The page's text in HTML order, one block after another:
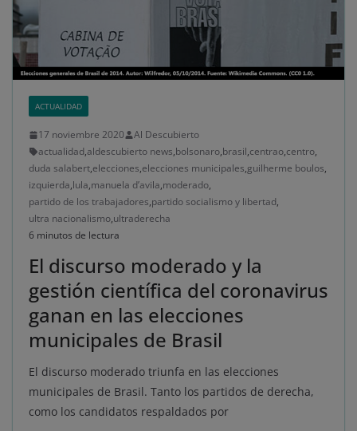
ACTUALIDAD
17 noviembre 2020
Al Descubierto
actualidad,aldescubierto news,bolsonaro,brasil,centrao,centro,
duda salabert,elecciones,elecciones municipales,guilherme boulos,
izquierda,lula,manuela d’avila,moderado,
partido de los trabajadores,partido socialismo y libertad,
ultra nacionalismo,ultraderecha
6 minutos de lectura
El discurso moderado y la
gestión científica del coronavirus
ganan en las elecciones
municipales de Brasil
El discurso moderado triunfa en las elecciones
municipales de Brasil. Tanto los partidos de derecha,
como los candidatos respaldados por